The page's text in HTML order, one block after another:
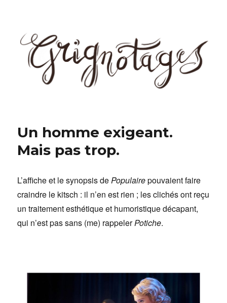
Un homme exigeant.
Mais pas trop.
L’affiche et le synopsis dePopulairepouvaient faire
craindre le kitsch : il n’en est rien ; les clichés ont reçu
un traitement esthétique et humoristique décapant,
qui n’est pas sans (me) rappelerPotiche.